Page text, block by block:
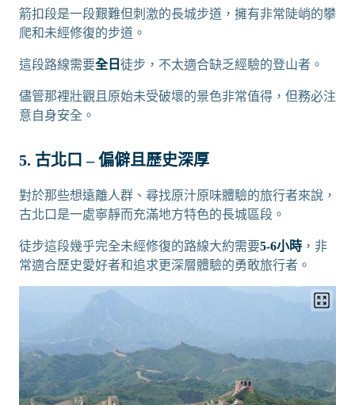
箭扣段是一段艱難但刺激的長城步道，擁有非常陡峭的攀
爬和未經修復的步道。
這段路線需要全日 徒步，不太適合缺乏經驗的登山者。
儘管那裡壯觀且原始未受破壞的景色非常值得，但務必注
意自身安全。
5. 古北口 – 偏僻且歷史深厚
對於那些想遠離人群、尋找原汁原味體驗的旅行者來說，
古北口是一處寧靜而充滿地方特色的長城區段。
徒步這段幾乎完全未經修復的路線大約需要5-6小時 ，非
常適合歷史愛好者和追求更深層體驗的勇敢旅行者。